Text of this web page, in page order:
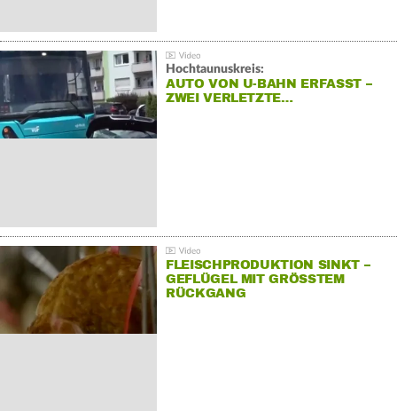
Hochtaunuskreis:
AUTO VON U-BAHN ERFASST –
ZWEI VERLETZTE…
FLEISCHPRODUKTION SINKT –
GEFLÜGEL MIT GRÖSSTEM R
ÜCKGANG